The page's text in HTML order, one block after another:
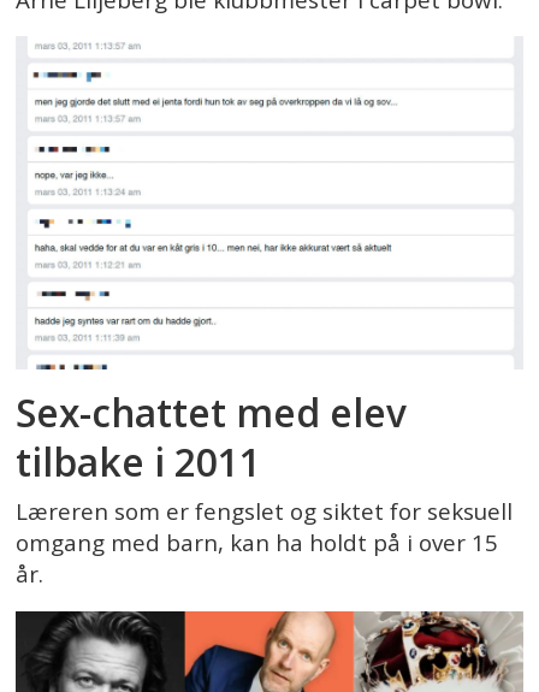
Sex-chattet med elev
tilbake i 2011
Læreren som er fengslet og siktet for seksuell
omgang med barn, kan ha holdt på i over 15
år.